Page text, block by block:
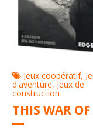
Jeux coopératif,
d'aventure,Jeux de
construction
THIS WAR